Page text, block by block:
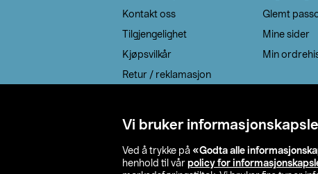
Vi bruker
Ved å trykke på «Godta alle
henhold til vår policy for
Kontakt oss
Tilgjengelighet
Kjøpsvilkår
Retur / reklamasjon
Glemt
Mine sider
Min